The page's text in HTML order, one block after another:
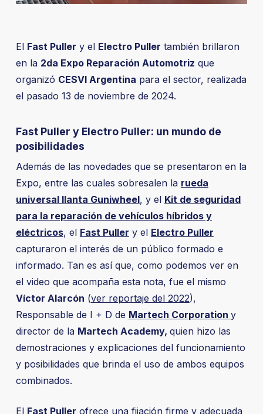
El Fast Puller y el Electro Puller también brillaron
en la 2da Expo Reparación Automotriz que
organizó CESVI Argentina para el sector, realizada
el pasado 13 de noviembre de 2024.
Fast Puller y Electro Puller: un mundo de
posibilidades
Además de las novedades que se presentaron en la
Expo, entre las cuales sobresalen la rueda
universal llanta Guniwheel, y el Kit de seguridad
para la reparación de vehículos híbridos y
eléctricos, el Fast Puller y el Electro Puller
capturaron el interés de un público formado e
informado. Tan es así que, como podemos ver en
el video que acompaña esta nota, fue el mismo
Víctor Alarcón (ver reportaje del 2022),
Responsable de I + D de Martech Corporation y
director de la Martech Academy, quien hizo las
demostraciones y explicaciones del funcionamiento
y posibilidades que brinda el uso de ambos equipos
combinados.
El Fast Puller ofrece una fijación firme y adecuada